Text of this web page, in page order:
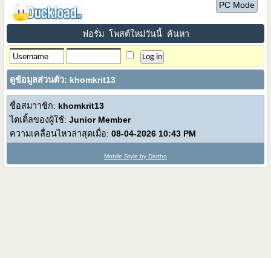
PC Mode
ฟอรั่ม โพสต์ใหม่วันนี้ ค้นหา
ดูข้อมูลส่วนตัว: khomkrit13
ชื่อสมาาชิก: khomkrit13
ไตเติ้ลของผู้ใช้:Junior Member
ความเคลื่อนไหวล่าสุดเมื่อ: 08-04-2026 10:43 PM
Mobile Style by Dartho